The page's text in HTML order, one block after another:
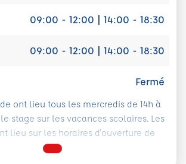
09:00 - 12:00 | 14:00 - 18:30
09:00 - 12:00 | 14:00 - 18:30
Fermé
ont lieu tous les mercredis de 14h à
stage sur les vacances scolaires. Les
lieu sur les horaires d'ouverture de